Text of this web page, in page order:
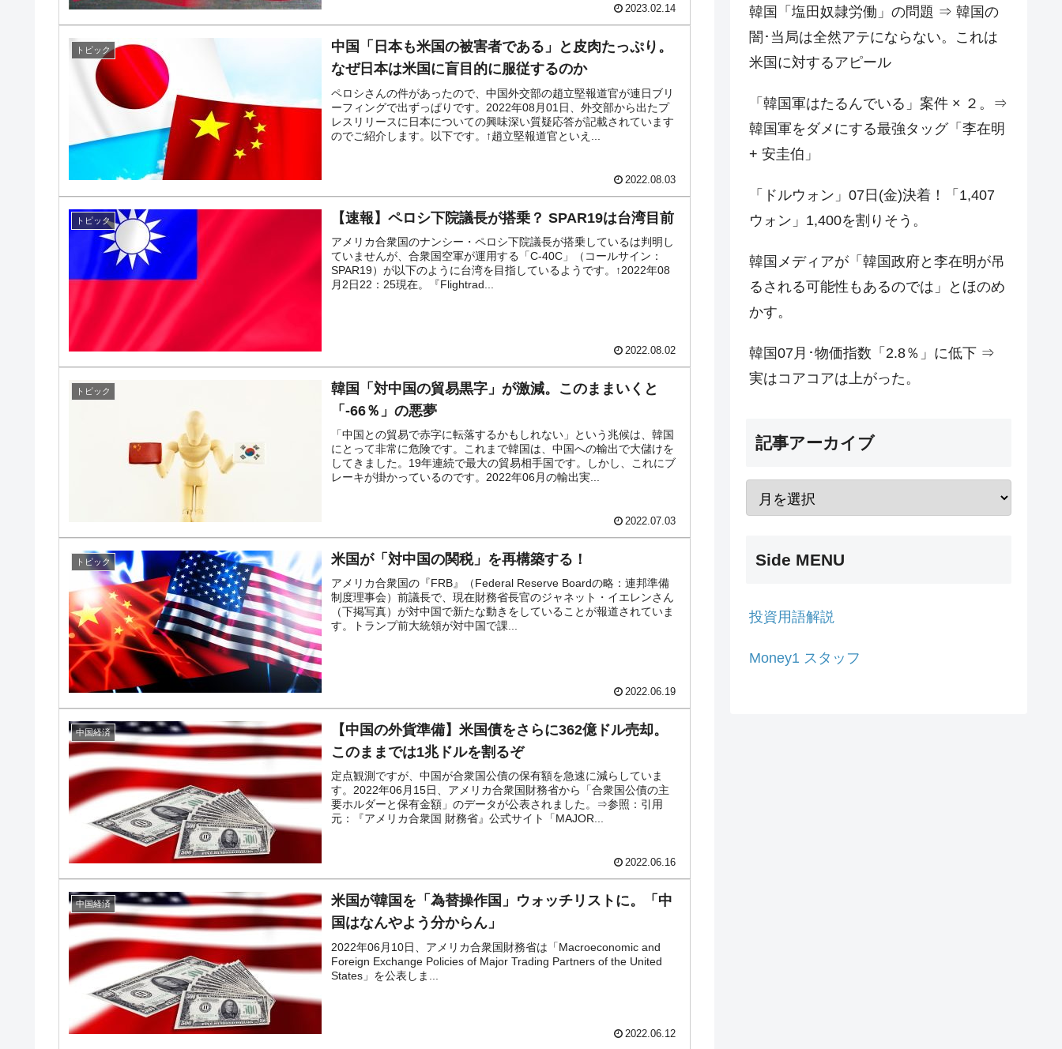
2023.02.14
トピック
中国「日本も米国の被害者である」と皮肉たっぷり。
なぜ日本は米国に盲目的に服従するのか
ペロシさんの件があったので、中国外交部の趙立堅報道官が連日ブリ
ーフィングで出ずっぱりです。2022年08月01日、外交部から出たプ
レスリリースに日本についての興味深い質疑応答が記載されています
のでご紹介します。以下です。↑趙立堅報道官といえ...
2022.08.03
トピック 【速報】ペロシ下院議長が搭乗？ SPAR19は台湾目前
アメリカ合衆国のナンシー・ペロシ下院議長が搭乗しているは判明し
ていませんが、合衆国空軍が運用する「C-40C」（コールサイン：
SPAR19）が以下のように台湾を目指しているようです。↑2022年08
月2日22：25現在。『Flightrad...
2022.08.02
トピック
韓国「対中国の貿易黒字」が激減。このままいくと
「-66％」の悪夢
「中国との貿易で赤字に転落するかもしれない」という兆候は、韓国
にとって非常に危険です。これまで韓国は、中国への輸出で大儲けを
してきました。19年連続で最大の貿易相手国です。しかし、これにブ
レーキが掛かっているのです。2022年06月の輸出実...
2022.07.03
トピック 米国が「対中国の関税」を再構築する！
アメリカ合衆国の『FRB』（Federal Reserve Boardの略：連邦準備
制度理事会）前議長で、現在財務省長官のジャネット・イエレンさん
（下掲写真）が対中国で新たな動きをしていることが報道されていま
す。トランプ前大統領が対中国で課...
2022.06.19
中国経済
【中国の外貨準備】米国債をさらに362億ドル売却。
このままでは1兆ドルを割るぞ
定点観測ですが、中国が合衆国公債の保有額を急速に減らしていま
す。2022年06月15日、アメリカ合衆国財務省から「合衆国公債の主
要ホルダーと保有金額」のデータが公表されました。⇒参照：引用
元：『アメリカ合衆国 財務省』公式サイト「MAJOR...
2022.06.16
中国経済
米国が韓国を「為替操作国」ウォッチリストに。「中
国はなんやよう分からん」
2022年06月10日、アメリカ合衆国財務省は「Macroeconomic and
Foreign Exchange Policies of Major Trading Partners of the United
States」を公表しま...
2022.06.12
韓国「塩田奴隷労働」の問題 ⇒ 韓国の
闇･当局は全然アテにならない。これは
米国に対するアピール
「韓国軍はたるんでいる」案件 × ２。⇒
韓国軍をダメにする最強タッグ「李在明
+ 安圭伯」
「ドルウォン」07日(金)決着！「1,407
ウォン」1,400を割りそう。
韓国メディアが「韓国政府と李在明が吊
るされる可能性もあるのでは」とほのめ
かす。
韓国07月･物価指数「2.8％」に低下 ⇒
実はコアコアは上がった。
記事アーカイブ
Side MENU
投資用語解説
Money1 スタッフ